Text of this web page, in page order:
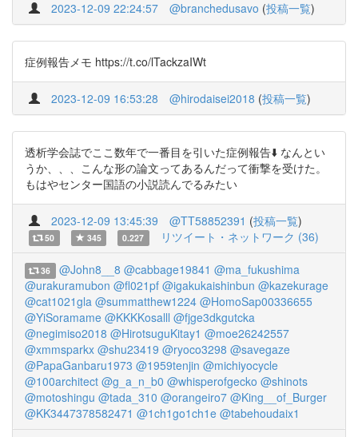
2023-12-09 22:24:57 @branchedusavo (投稿一覧)
症例報告メモ https://t.co/lTackzaIWt
2023-12-09 16:53:28 @hirodaisei2018 (投稿一覧)
透析学会誌でここ数年で一番目を引いた症例報告⬇️ なんとい
うか、、、こんな形の論文ってあるんだって衝撃を受けた。
もはやセンター国語の小説読んでるみたい
2023-12-09 13:45:39 @TT58852391 (投稿一覧)
50 345 0.227 リツイート・ネットワーク (36)
36 @John8__8 @cabbage19841 @ma_fukushima
@urakuramubon @fl021pf @igakukaishinbun @kazekurage
@cat1021gla @summatthew1224 @HomoSap00336655
@YiSoramame @KKKKosalll @fjge3dkgutcka
@negimiso2018 @HirotsuguKitay1 @moe26242557
@xmmsparkx @shu23419 @ryoco3298 @savegaze
@PapaGanbaru1973 @1959tenjin @michiyocycle
@100architect @g_a_n_b0 @whisperofgecko @shinots
@motoshingu @tada_310 @orangeiro7 @King__of_Burger
@KK3447378582471 @1ch1go1ch1e @tabehoudaix1